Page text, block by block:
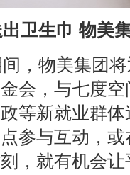
卫生巾 物美
，物美集团
会，与七度
等新就业群
参与互动，
，就有机会